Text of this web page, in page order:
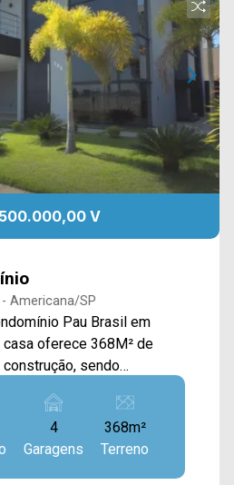
V
Americana/SP
Pau Brasil em
sendo
de estar e de jantar
toda planejada e com
espaço gourmet com
quintal e área de serviço.
fotovoltaica, pontos de
4
Garagens
368m²
Terreno